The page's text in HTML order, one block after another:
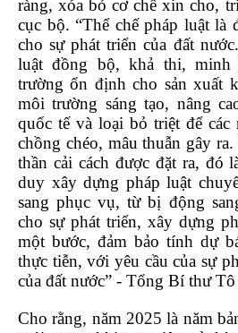
ràng, xóa bỏ cơ chế xin cho,
cục bộ. “Thể chế pháp luật là
cho sự phát triển của đất
luật đồng bộ, khả thi, minh
trường ổn định cho sản xuất
môi trường sáng tạo, nâng
quốc tế và loại bỏ triệt để các
chồng chéo, mâu thuẫn gây
thần cải cách được đặt ra, đó
duy xây dựng pháp luật
sang phục vụ, từ bị động
cho sự phát triển, xây dựng
một bước, đảm bảo tính dự
thực tiễn, với yêu cầu của sự
của đất nước” - Tổng Bí thư
Cho rằng, năm 2025 là năm